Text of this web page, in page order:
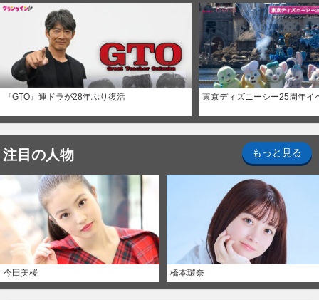
『GTO』連ドラが28年ぶり復活 東京ディズニーシー25周年イ
注目の人物 もっと見る
今田美桜 橋本環奈